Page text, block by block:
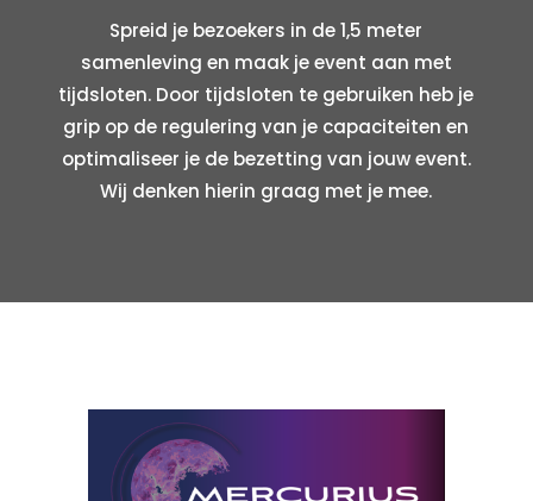
Spreid je bezoekers in de 1,5 meter
samenleving en maak je event aan met
tijdsloten. Door tijdsloten te gebruiken heb je
grip op de regulering van je capaciteiten en
optimaliseer je de bezetting van jouw event.
Wij denken hierin graag met je mee.